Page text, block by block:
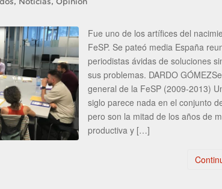
Fue uno de los artífices del
FeSP. Se pateó media España
periodistas ávidas de soluciones
sus problemas. DARDO
general de la FeSP (2009-2013)
siglo parece nada en el conjunto
pero son la mitad de los años de
productiva y […]